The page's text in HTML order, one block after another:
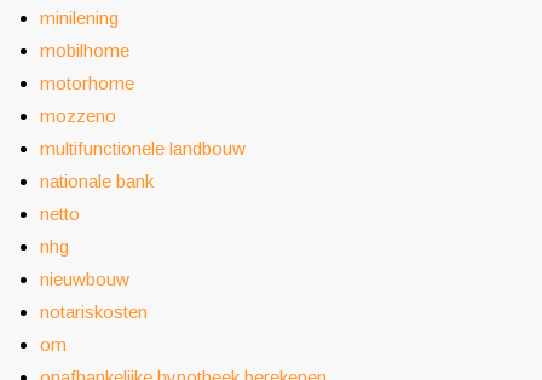
minilening
mobilhome
motorhome
mozzeno
multifunctionele landbouw
nationale bank
netto
nhg
nieuwbouw
notariskosten
om